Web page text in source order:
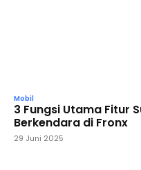
Mobil
3 Fungsi Utama Fitur
Berkendara di Fronx
29 Juni 2025